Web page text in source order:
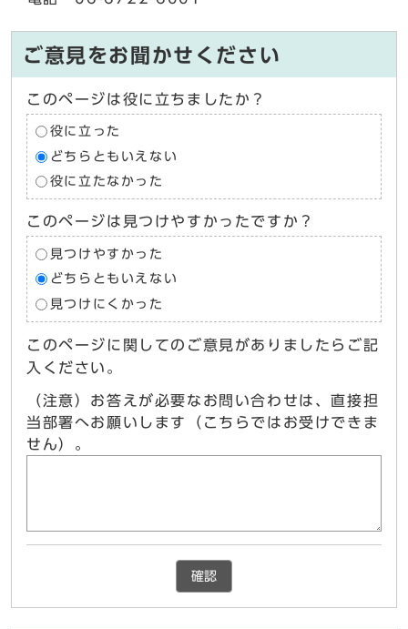
ご意見をお聞かせください
このページは役に立ちましたか？
役に立った
どちらともいえない
役に立たなかった
このページは見つけやすかったですか？
見つけやすかった
どちらともいえない
見つけにくかった
このページに関してのご意見がありましたらご記
入ください。
（注意）お答えが必要なお問い合わせは、直接担
当部署へお願いします（こちらではお受けできま
せん）。
確認